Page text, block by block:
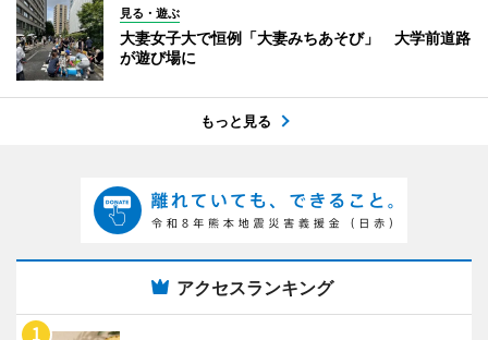
見る・遊ぶ
大妻女子大で恒例「大妻みちあそび」 大学前道路
が遊び場に
もっと見る
アクセスランキング